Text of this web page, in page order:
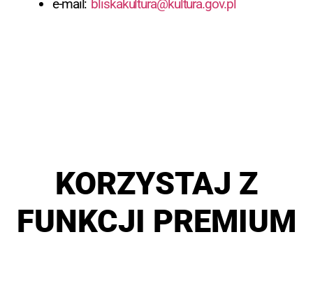
e-mail: bliskakultura@kultura.gov.pl
KORZYSTAJ Z
FUNKCJI PREMIUM